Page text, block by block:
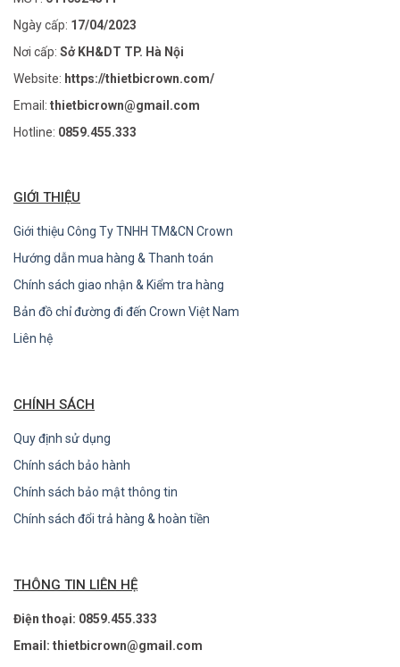
Ngày cấp: 17/04/2023
Nơi cấp: Sở KH&DT TP. Hà Nội
Website: https://thietbicrown.com/
Email: thietbicrown@gmail.com
Hotline: 0859.455.333
GIỚI THIỆU
Giới thiệu Công Ty TNHH TM&CN Crown
Hướng dẫn mua hàng & Thanh toán
Chính sách giao nhận & Kiểm tra hàng
Bản đồ chỉ đường đi đến Crown Việt Nam
Liên hệ
CHÍNH SÁCH
Quy định sử dụng
Chính sách bảo hành
Chính sách bảo mật thông tin
Chính sách đổi trả hàng & hoàn tiền
THÔNG TIN LIÊN HỆ
Điện thoại: 0859.455.333
Email: thietbicrown@gmail.com